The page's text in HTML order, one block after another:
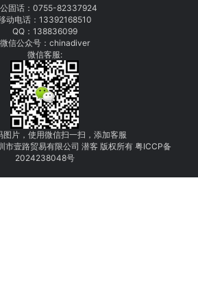
固话： 0755-82337924
动电话： 13392168510
QQ：138836099
微信公众号：chinadiver
微信客服:
图片，使用微信扫一扫，添加客服
壹路贸易有限公司 潜客 版权所有 粤ICCP备
2024238048号